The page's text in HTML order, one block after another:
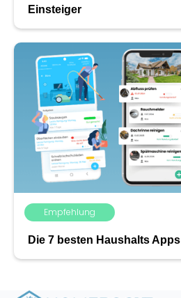
Einsteiger
Empfehlung
Die 7 besten Haushalts Apps